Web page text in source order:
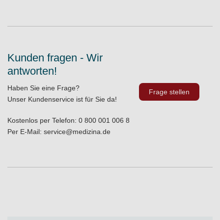
Kunden fragen - Wir
antworten!
Haben Sie eine Frage?
Unser Kundenservice ist für Sie da!
Kostenlos per Telefon: 0 800 001 006 8
Per E-Mail: service@medizina.de
Frage stellen